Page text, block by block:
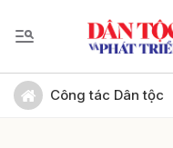
Công tác Dân tộc
Gửi bình luận